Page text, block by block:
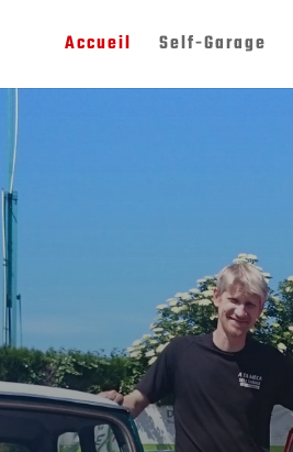
Accueil Self-Garage